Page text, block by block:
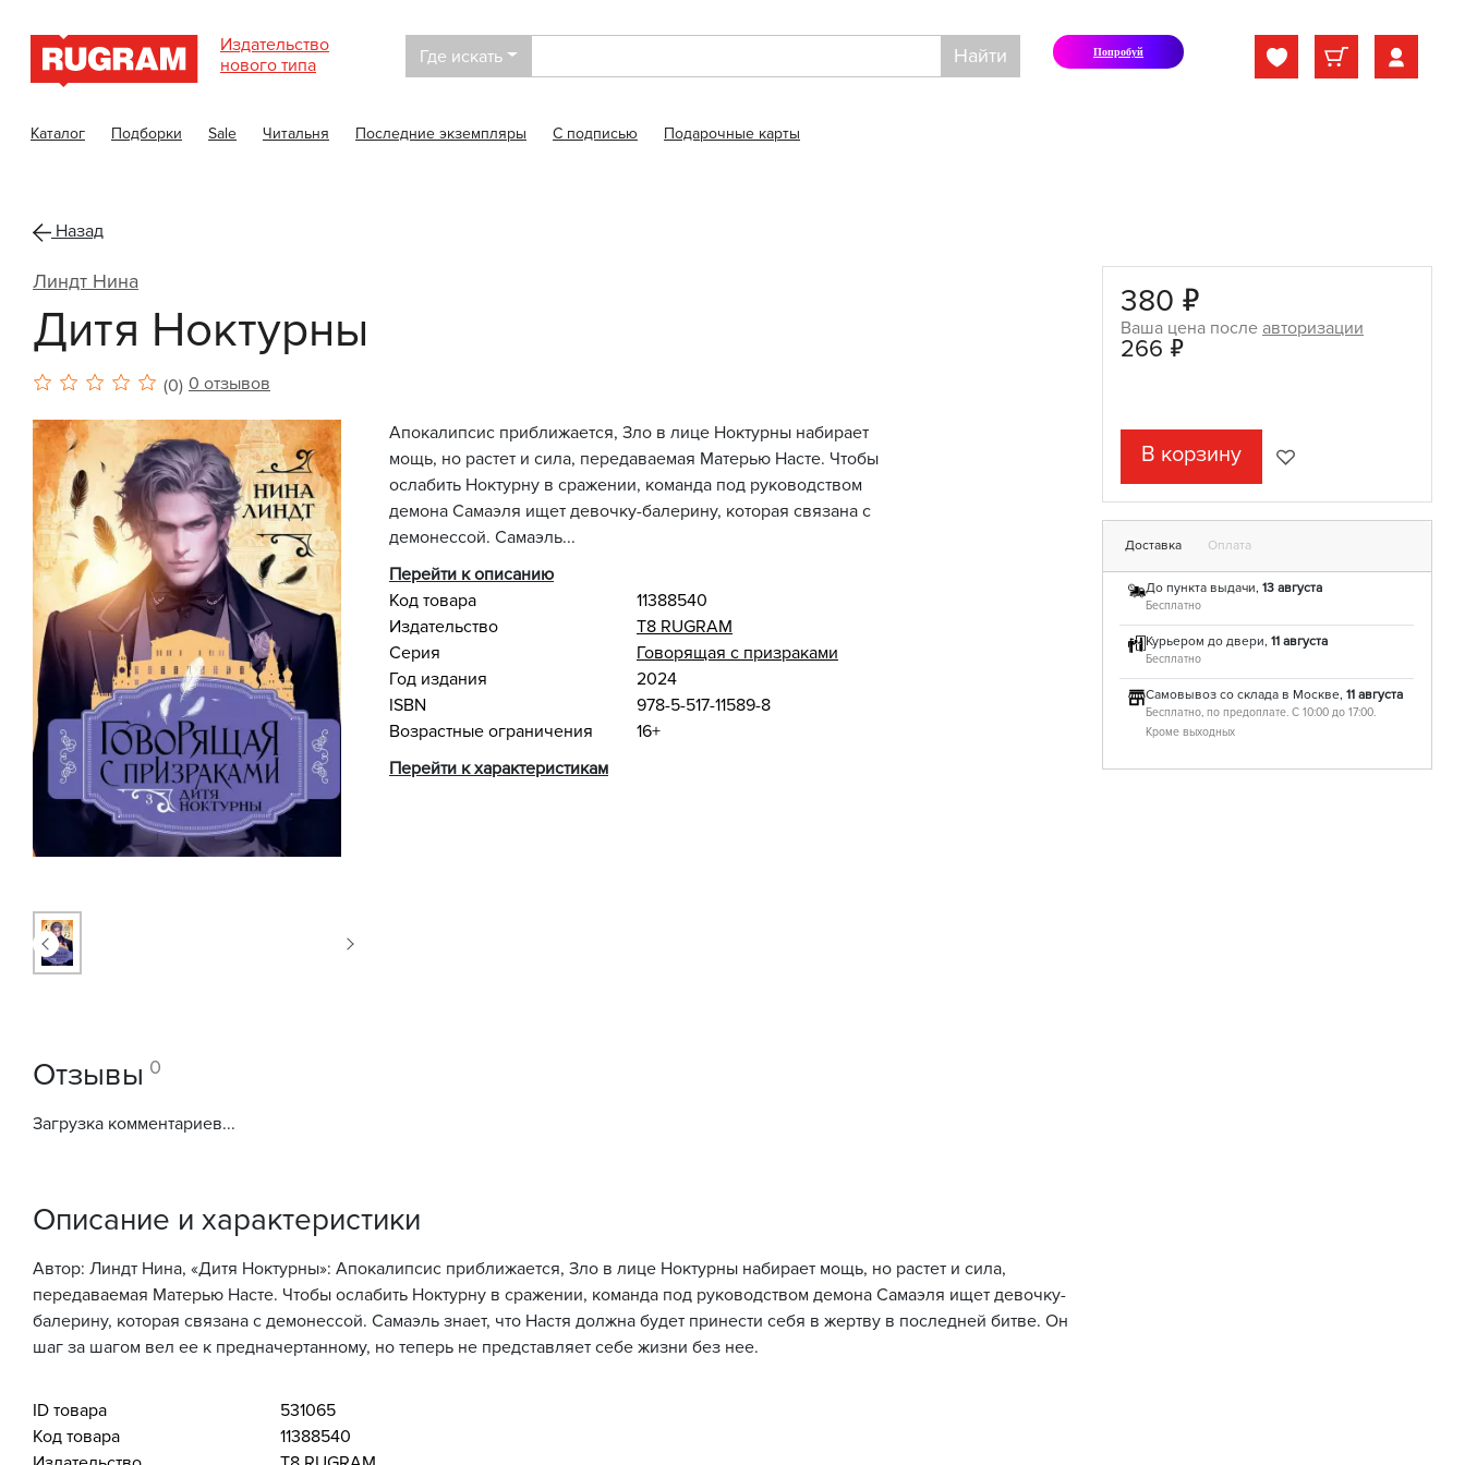
Издательство
нового типа
Где искать Найти Попробуй
Каталог Подборки Sale Читальня Последние экземпляры С подписью Подарочные карты
Назад
Линдт Нина
Дитя Ноктурны
(0) 0 отзывов
Апокалипсис приближается, Зло в лице Ноктурны набирает
мощь, но растет и сила, передаваемая Матерью Насте. Чтобы
ослабить Ноктурну в сражении, команда под руководством
демона Самаэля ищет девочку-балерину, которая связана с
демонессой. Самаэль...
Перейти к описанию
Код товара
11388540
Издательство
Т8 RUGRAM
Серия
Говорящая с призраками
Год издания
2024
ISBN
978-5-517-11589-8
Возрастные ограничения
16+
Перейти к характеристикам
Отзывы 0
Загрузка комментариев...
Описание и характеристики
Автор: Линдт Нина, «Дитя Ноктурны»: Апокалипсис приближается, Зло в лице Ноктурны набирает мощь, но растет и сила,
передаваемая Матерью Насте. Чтобы ослабить Ноктурну в сражении, команда под руководством демона Самаэля ищет девочку-
балерину, которая связана с демонессой. Самаэль знает, что Настя должна будет принести себя в жертву в последней битве. Он
шаг за шагом вел ее к предначертанному, но теперь не представляет себе жизни без нее.
ID товара
531065
Код товара
11388540
380 ₽
Ваша цена после авторизации
266 ₽
В корзину
Доставка Оплата
До пункта выдачи, 13 августа
Бесплатно
Курьером до двери, 11 августа
Бесплатно
Самовывоз со склада в Москве, 11 августа
Бесплатно, по предоплате. С 10:00 до 17:00.
Кроме выходных